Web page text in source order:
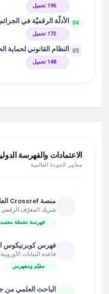
196 تحميل
04 الأدلّة الرقميّة في
172 تحميل
05 النظام القانوني لحماية
148 تحميل
الاعتمادات والفهرسة
معايير الجودة العالمية
منصة Crossref العالمية
شريك المعرّف الرقمي
فهرسة نشطة
فهرس كوبرنيكوس
قاعدة البيانات
مقيّم ومفهرس
الباحث العلمي من